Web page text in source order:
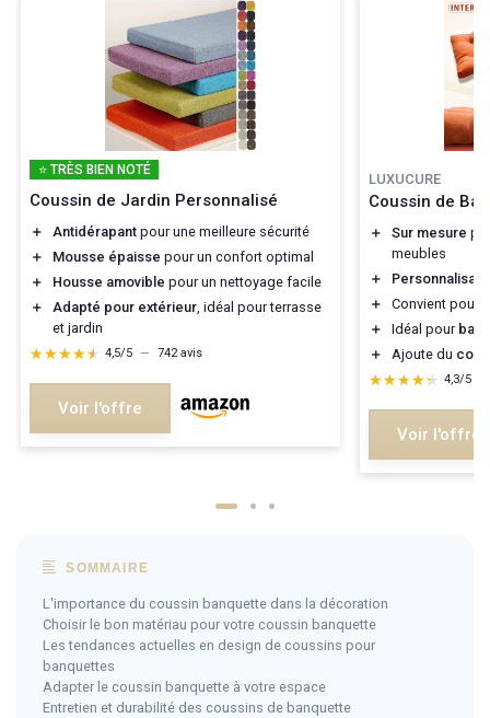
⭐ TRÈS BIEN NOTÉ
Coussin de Jardin Personnalisé
＋ Antidérapant pour une meilleure sécurité
＋
Mousse épaisse pour un confort optimal
＋
Housse amovible pour un nettoyage facile
＋
Adapté pour extérieur , idéal pour terrasse
et jardin
★★★★★
★★★★★ 4,5/5 — 742 avis
Voir l'offre
LUXUCURE
Coussin de
＋ Sur mesure
meubles
＋
＋
Convient pour
＋
Idéal pour
＋
Ajoute du
★★★★★
★★★★★ 4,3/5
Voir l'offre
SOMMAIRE
L'importance du coussin banquette dans la décoration
Choisir le bon matériau pour votre coussin banquette
Les tendances actuelles en design de coussins pour
banquettes
Adapter le coussin banquette à votre espace
Entretien et durabilité des coussins de banquette